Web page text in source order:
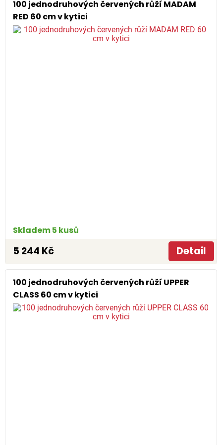
100 jednodruhových červených růží MADAM
RED 60 cm v kytici
Skladem 5 kusů
5 244 Kč Detail
100 jednodruhových červených růží UPPER
CLASS 60 cm v kytici